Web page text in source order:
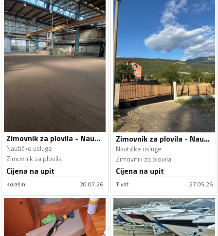
Zimovnik za plovila - Nautičke usluge
Nautičke usluge
Zimovnik za plovila
Cijena na upit
Kolašin 20.07.26
Zimovnik za plovila - Nautičke usluge
Nautičke usluge
Zimovnik za plovila
Cijena na upit
Tivat 27.05.26